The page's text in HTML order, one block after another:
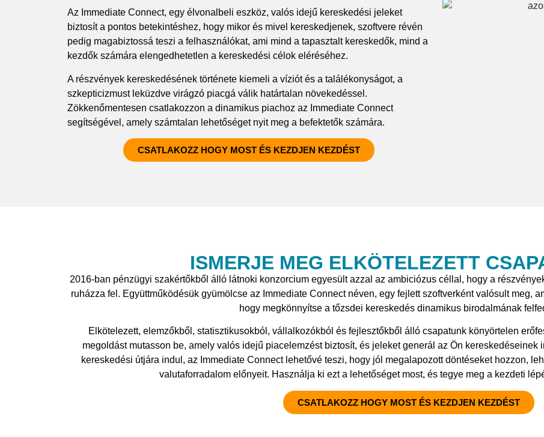
Az Immediate Connect, egy élvonalbeli eszköz, valós idejű kereskedési jeleket
biztosít a pontos betekintéshez, hogy mikor és mivel kereskedjenek, szoftvere révén
pedig magabiztossá teszi a felhasználókat, ami mind a tapasztalt kereskedők, mind a
kezdők számára elengedhetetlen a kereskedési célok eléréséhez.
A részvények kereskedésének története kiemeli a víziót és a találékonyságot, a
szkepticizmust leküzdve virágzó piacgá válik határtalan növekedéssel.
Zökkenőmentesen csatlakozzon a dinamikus piachoz az Immediate Connect
segítségével, amely számtalan lehetőséget nyit meg a befektetők számára.
CSATLAKOZZ HOGY MOST ÉS KEZDJEN KEZDÉST
ISMERJE MEG ELKÖTELEZETT
2016-ban pénzügyi szakértőkből álló látnoki konzorcium egyesült azzal az ambiciózus céllal, hogy a
ruházza fel. Együttműködésük gyümölcse az Immediate Connect néven, egy fejlett szoftverként valósult meg,
hogy megkönnyítse a tőzsdei kereskedés dinamikus birodalmának
Elkötelezett, elemzőkből, statisztikusokból, vállalkozókból és fejlesztőkből álló csapatunk könyörtelen
megoldást mutasson be, amely valós idejű piacelemzést biztosít, és jeleket generál az Ön kereskedéseinek
kereskedési útjára indul, az Immediate Connect lehetővé teszi, hogy jól megalapozott döntéseket hozzon,
valutaforradalom előnyeit. Használja ki ezt a lehetőséget most, és tegye meg a kezdeti
CSATLAKOZZ HOGY MOST ÉS KEZDJEN KEZDÉST